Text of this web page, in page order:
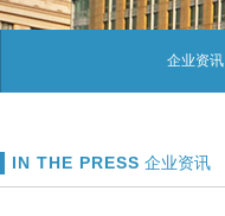
企业资讯
IN THE PRESS 企业资讯